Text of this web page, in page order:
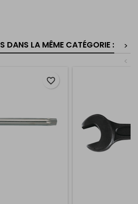
DANS LA MÊME CATÉGORIE :
>
<
favorite_border